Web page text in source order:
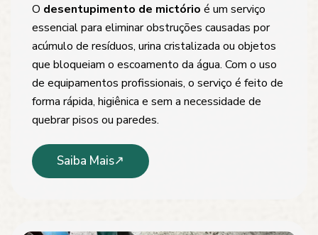
O desentupimento de mictório é um serviço
essencial para eliminar obstruções causadas por
acúmulo de resíduos, urina cristalizada ou objetos
que bloqueiam o escoamento da água. Com o uso
de equipamentos profissionais, o serviço é feito de
forma rápida, higiênica e sem a necessidade de
quebrar pisos ou paredes.
Saiba Mais